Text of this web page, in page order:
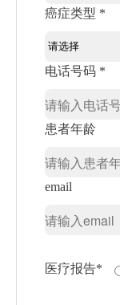
癌症类型 *
电话号码 *
患者年龄
email
医疗报告*